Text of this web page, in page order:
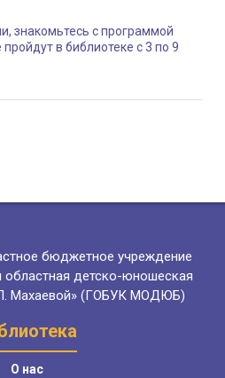
знакомьтесь с программой
в библиотеке с 3 по 9
бюджетное учреждение
областная детско-юношеская
Махаевой» (ГОБУК МОДЮБ)
О нас